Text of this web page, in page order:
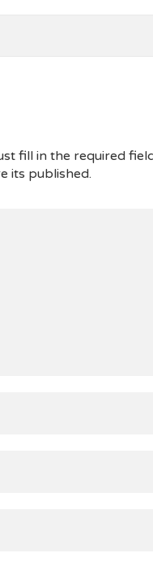
fill in the required
its published.